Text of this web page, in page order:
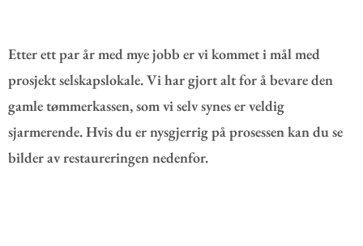
Etter ett par år med mye jobb er vi kommet i mål med
prosjekt selskapslokale. Vi har gjort alt for å bevare den
gamle tømmerkassen, som vi selv synes er veldig
sjarmerende. Hvis du er nysgjerrig på prosessen kan du se
bilder av restaureringen nedenfor.